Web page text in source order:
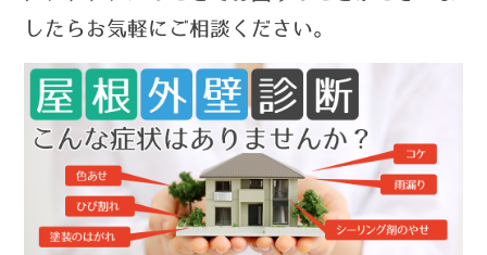
したらお気軽にご相談ください。